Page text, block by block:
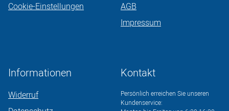
Cookie-Einstellungen
AGB
Impressum
Informationen
Widerruf
Kontakt
Persönlich erreichen Sie unseren
Kundenservice: